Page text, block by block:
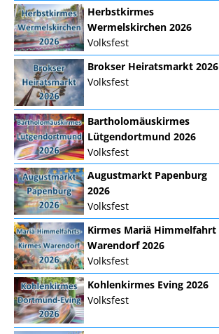
Herbstkirmes
Wermelskirchen 2026
Volksfest
Brokser Heiratsmarkt 2026
Volksfest
Bartholomäuskirmes
Lütgendortmund 2026
Volksfest
Augustmarkt Papenburg
2026
Volksfest
Kirmes Mariä Himmelfahrt
Warendorf 2026
Volksfest
Kohlenkirmes Eving 2026
Volksfest